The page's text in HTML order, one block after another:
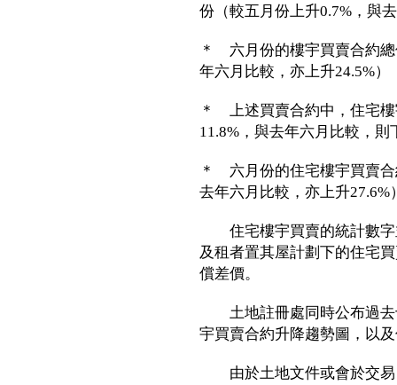
份（較五月份上升0.7%，與
＊ 六月份的樓宇買賣合約總
年六月比較，亦上升24.5%）
＊ 上述買賣合約中，住宅
11.8%，與去年六月比較，則
＊ 六月份的住宅樓宇買賣
去年六月比較，亦上升27.6%
住宅樓宇買賣的統計數字
及租者置其屋計劃下的住宅
償差價。
土地註冊處同時公布過去
宇買賣合約升降趨勢圖，以
由於土地文件或會於交易